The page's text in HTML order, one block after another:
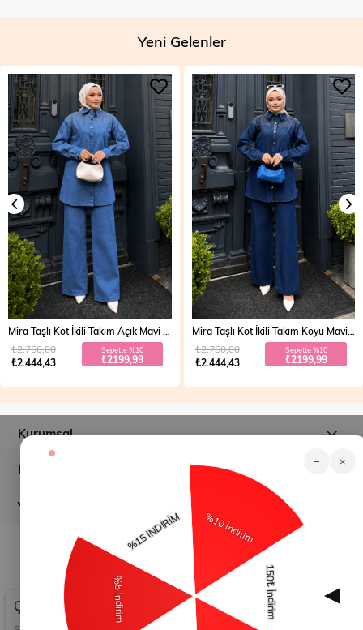
Yeni Gelenler
₺2.444,43
₺2.750,00 Sepette %10
₺2199,99
Mira Taşlı Kot İkili Takım Koyu Mavi 19286
₺2.444,43
₺2.750,00 Sepette %10
₺2199,99
Kurumsal
Müşteri İlişkileri
Yardım
modamihram.com - Tüm Hakları Saklıdır.
Çerez Kullanımı
− ×